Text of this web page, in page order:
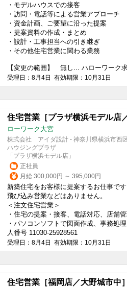
・モデルハウスでの接客
・訪問・電話等による営業アプローチ
・資金計画、ご要望に沿った提案
・提案資料の作成・まとめ
・設計・工事担当への引き継ぎ
・その他住宅営業に関わる業務
【変更の範囲】 無し... ハローワーク
受理日：8月4日 有効期限：10月31日
住宅営業［プラザ横浜モデル店
ローワーク大宮
株式会社 アイダ設計 - 神奈川県横浜市西
ハウジングプラザ
「プラザ横浜モデル店」
正社員
月給 300,000円 ～ 395,000円
新築住宅をお客様に提案するお仕事で
飛び込み営業などはありません。
＜注文住宅営業 ＞
・住宅の提案・接客、電話対応、店舗
・パソコンソフトで図面作成、事務処
人番号 11030-25928561
受理日：8月4日 有効期限：10月31日
住宅営業［福岡店／大野城市中］